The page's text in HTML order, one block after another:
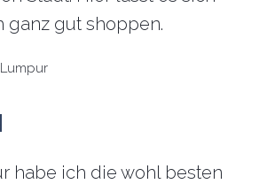
ganz gut shoppen.
habe ich die wohl besten